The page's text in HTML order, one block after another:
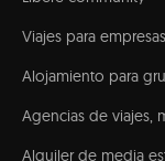
Viajes para empresas
Alojamiento para
Agencias de viajes,
Alquiler de media